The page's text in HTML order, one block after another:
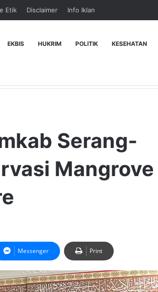
Etik Disclaimer Info Iklan
EKBIS HUKRIM POLITIK KESEHATAN
Serang-
Mangrove
Messenger Print